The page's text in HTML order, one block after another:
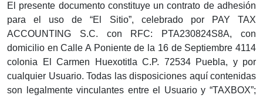
El presente documento constituye un contrato de adhesión
para el uso de “El Sitio”, celebrado por PAY TAX
ACCOUNTING S.C. con RFC: PTA230824S8A, con
domicilio en Calle A Poniente de la 16 de Septiembre 4114
colonia El Carmen Huexotitla C.P. 72534 Puebla, y por
cualquier Usuario. Todas las disposiciones aquí contenidas
son legalmente vinculantes entre el Usuario y “TAXBOX”;